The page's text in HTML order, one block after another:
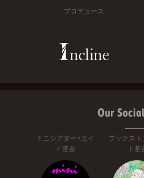
プロデュース
Our
ミニシアター・エイ
ド基金
ブックスト
ド基